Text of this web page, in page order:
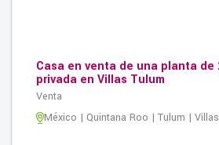
Casa en venta de una planta de
privada en Villas Tulum
Venta
México | Quintana Roo | Tulum |